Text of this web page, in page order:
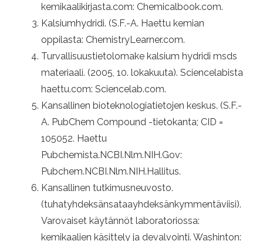
kemikaalikirjasta.com: Chemicalbook.com.
Kalsiumhydridi. (S.F.-A. Haettu kemian
oppilasta: ChemistryLearner.com.
Turvallisuustietolomake kalsium hydridi msds
materiaali. (2005, 10. lokakuuta). Sciencelabista
haettu.com: Sciencelab.com.
Kansallinen bioteknologiatietojen keskus. (S.F.-
A. PubChem Compound -tietokanta; CID =
105052. Haettu
Pubchemista.NCBI.Nlm.NIH.Gov:
Pubchem.NCBI.Nlm.NIH.Hallitus.
Kansallinen tutkimusneuvosto.
(tuhatyhdeksänsataayhdeksänkymmentäviisi).
Varovaiset käytännöt laboratoriossa:
kemikaalien käsittely ja devalvointi. Washinton: